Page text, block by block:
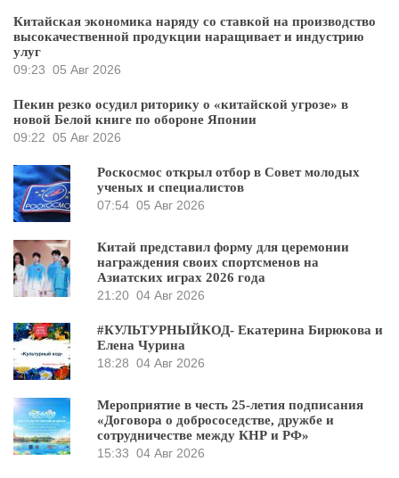
Китайская экономика наряду со ставкой на производство
высокачественной продукции наращивает и индустрию
улуг
09:23 05 Авг 2026
Пекин резко осудил риторику о «китайской угрозе» в
новой Белой книге по обороне Японии
09:22 05 Авг 2026
Роскосмос открыл отбор в Совет молодых
ученых и специалистов
07:54 05 Авг 2026
Китай представил форму для церемонии
награждения своих спортсменов на
Азиатских играх 2026 года
21:20 04 Авг 2026
#КУЛЬТУРНЫЙКОД- Екатерина Бирюкова и
Елена Чурина
18:28 04 Авг 2026
Мероприятие в честь 25-летия подписания
«Договора о добрососедстве, дружбе и
сотрудничестве между КНР и РФ»
15:33 04 Авг 2026